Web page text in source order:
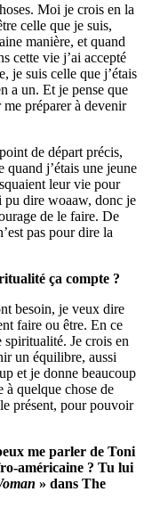
Moi je crois en la
celle que je suis,
manière, et quand
cette vie j’ai accepté
je suis celle que j’étais
a un. Et je pense que
me préparer à devenir
de départ précis,
quand j’étais une jeune
leur vie pour
pu dire woaaw, donc je
de le faire. De
pas pour dire la
ça compte ?
besoin, je veux dire
faire ou être. En ce
spiritualité. Je crois en
un équilibre, aussi
et je donne beaucoup
à quelque chose de
présent, pour pouvoir
me parler de Toni
américaine ? Tu lui
» dans The